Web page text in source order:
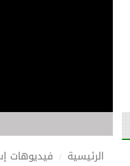
الرئيسية فيديوهات